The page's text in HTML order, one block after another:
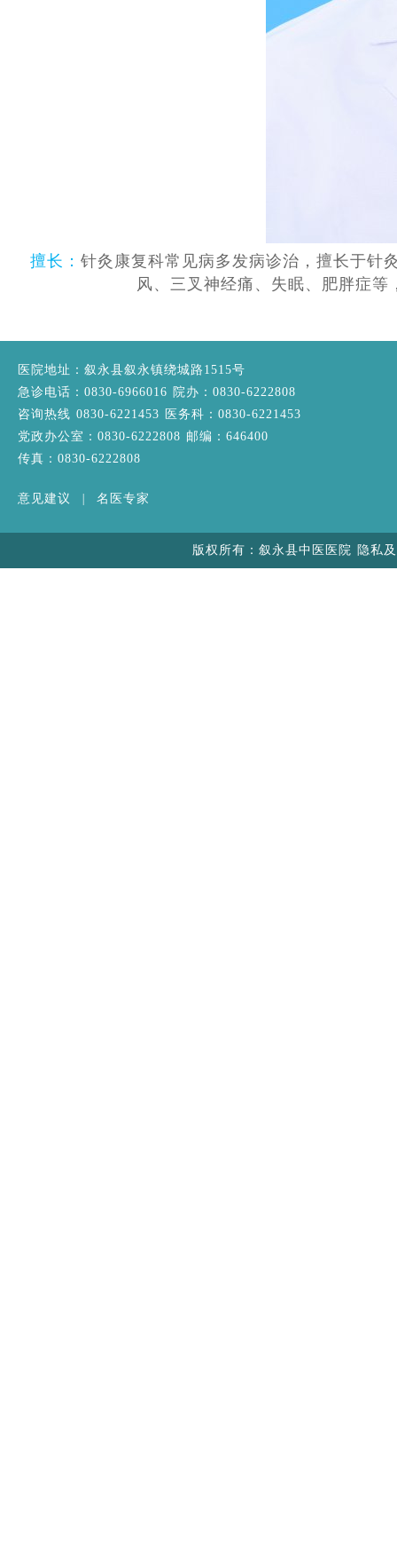
擅长 ： 针灸康复科常见病多发病诊治，擅长于针
风、三叉神经痛、失眠、肥胖症
医院地址：叙永县叙永镇绕城路1515号
急诊电话：0830-6966016 院办：0830-6222808
咨询热线 0830-6221453 医务科：0830-6221453
党政办公室：0830-6222808 邮编：646400
传真：0830-6222808
意见建议 名医专家
版权所有：叙永县中医医院 隐